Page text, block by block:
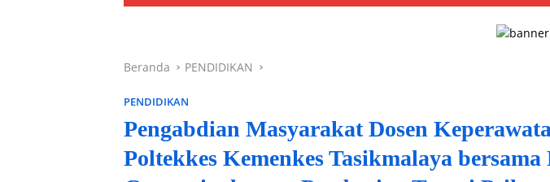
kuningan
Beranda PENDIDIKAN
PENDIDIKAN
Pengabdian Masyarakat Dosen
Poltekkes Kemenkes Tasikmalaya bersama